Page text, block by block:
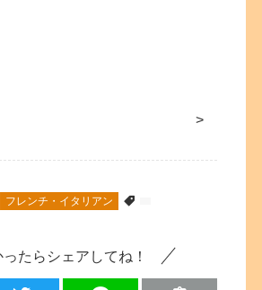
>
フレンチ・イタリアン
ったらシェアしてね！